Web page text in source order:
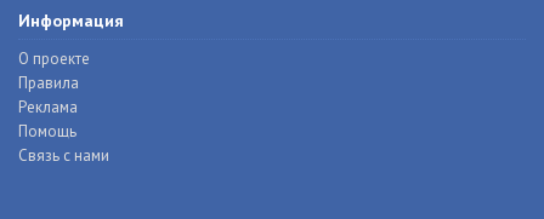
Информация
О проекте
Правила
Реклама
Помощь
Связь с нами